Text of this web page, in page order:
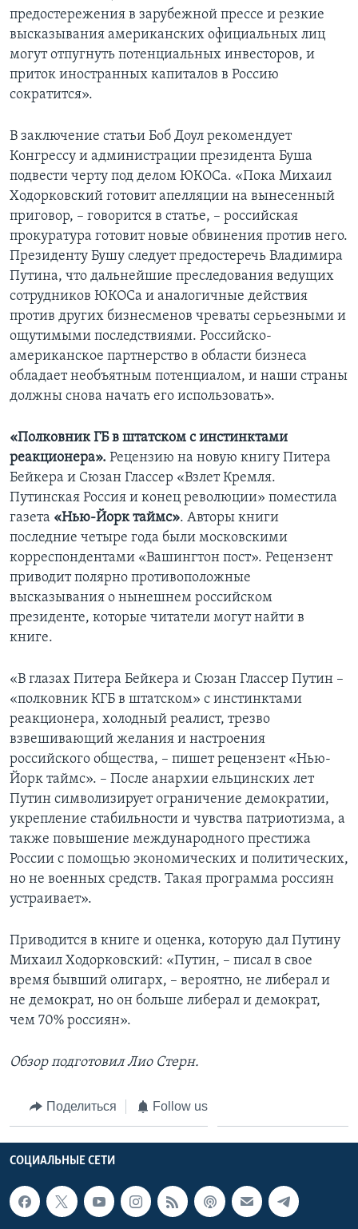
предостережения в зарубежной прессе и резкие
высказывания американских официальных лиц
могут отпугнуть потенциальных инвесторов, и
приток иностранных капиталов в Россию
сократится».
В заключение статьи Боб Доул рекомендует
Конгрессу и администрации президента Буша
подвести черту под делом ЮКОСа. «Пока Михаил
Ходорковский готовит апелляции на вынесенный
приговор, – говорится в статье, – российская
прокуратура готовит новые обвинения против него.
Президенту Бушу следует предостеречь Владимира
Путина, что дальнейшие преследования ведущих
сотрудников ЮКОСа и аналогичные действия
против других бизнесменов чреваты серьезными и
ощутимыми последствиями. Российско-
американское партнерство в области бизнеса
обладает необъятным потенциалом, и наши страны
должны снова начать его использовать».
«Полковник ГБ в штатском с инстинктами
реакционера». Рецензию на новую книгу Питера
Бейкера и Сюзан Глассер «Взлет Кремля.
Путинская Россия и конец революции» поместила
газета «Нью-Йорк таймс». Авторы книги
последние четыре года были московскими
корреспондентами «Вашингтон пост». Рецензент
приводит полярно противоположные
высказывания о нынешнем российском
президенте, которые читатели могут найти в
книге.
«В глазах Питера Бейкера и Сюзан Глассер Путин –
«полковник КГБ в штатском» с инстинктами
реакционера, холодный реалист, трезво
взвешивающий желания и настроения
российского общества, – пишет рецензент «Нью-
Йорк таймс». – После анархии ельцинских лет
Путин символизирует ограничение демократии,
укрепление стабильности и чувства патриотизма, а
также повышение международного престижа
России с помощью экономических и политических,
но не военных средств. Такая программа россиян
устраивает».
Приводится в книге и оценка, которую дал Путину
Михаил Ходорковский: «Путин, – писал в свое
время бывший олигарх, – вероятно, не либерал и
не демократ, но он больше либерал и демократ,
чем 70% россиян».
Обзор подготовил Лио Стерн.
Поделиться Follow us
СОЦИАЛЬНЫЕ СЕТИ